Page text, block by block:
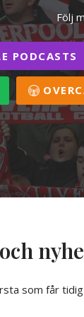
Följ
PODCASTS
som får